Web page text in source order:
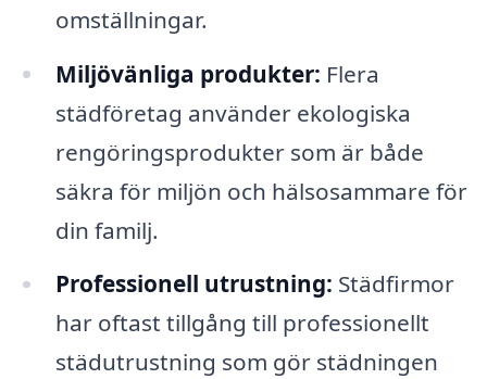
omställningar.
Miljövänliga produkter: Flera
städföretag använder ekologiska
rengöringsprodukter som är både
säkra för miljön och hälsosammare för
din familj.
Professionell utrustning: Städfirmor
har oftast tillgång till professionellt
städutrustning som gör städningen